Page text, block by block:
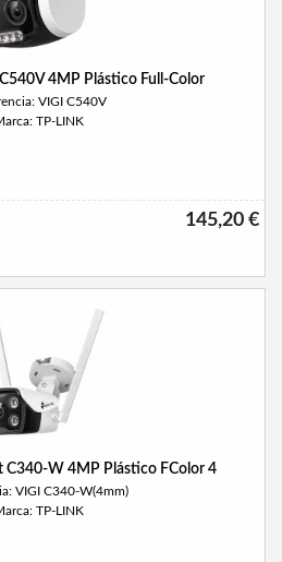
4MP Plástico Full-Color
VIGI C540V
TP-LINK
145,20 €
C340-W 4MP Plástico FColor 4
VIGI C340-W(4mm)
TP-LINK